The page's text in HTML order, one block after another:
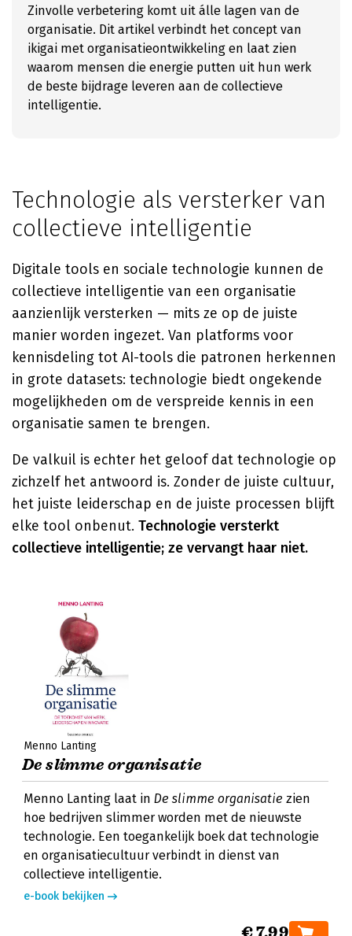
Zinvolle verbetering komt uit álle lagen van de
organisatie. Dit artikel verbindt het concept van
ikigai met organisatieontwikkeling en laat zien
waarom mensen die energie putten uit hun werk
de beste bijdrage leveren aan de collectieve
intelligentie.
Technologie als versterker van
collectieve intelligentie
Digitale tools en sociale technologie kunnen de
collectieve intelligentie van een organisatie
aanzienlijk versterken — mits ze op de juiste
manier worden ingezet. Van platforms voor
kennisdeling tot AI-tools die patronen herkennen
in grote datasets: technologie biedt ongekende
mogelijkheden om de verspreide kennis in een
organisatie samen te brengen.
De valkuil is echter het geloof dat technologie op
zichzelf het antwoord is. Zonder de juiste cultuur,
het juiste leiderschap en de juiste processen blijft
elke tool onbenut. Technologie versterkt
collectieve intelligentie; ze vervangt haar niet.
Menno Lanting
De slimme organisatie
Menno Lanting laat in De slimme organisatie zien
hoe bedrijven slimmer worden met de nieuwste
technologie. Een toegankelijk boek dat technologie
en organisatiecultuur verbindt in dienst van
collectieve intelligentie.
e-book bekijken